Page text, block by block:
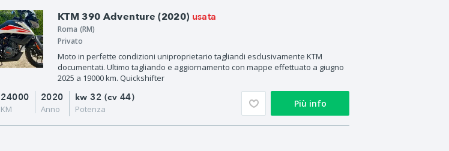
KTM 390 Adventure (2020) usata
Roma (RM)
Privato
Moto in perfette condizioni uniproprietario tagliandi esclusivamente KTM
documentati. Ultimo tagliando e aggiornamento con mappe effettuato a giugno
2025 a 19000 km. Quickshifter
2020
Anno
24000
KM
kw 32 (cv 44)
Potenza Più info